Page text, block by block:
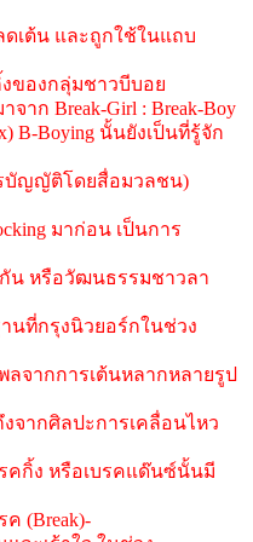
ดเต้น และถูกใช้ในแถบ
งของกลุ่มชาวบีบอย
าก Break-Girl : Break-Boy
B-Boying นั้นยังเป็นที่รู้จัก
บัญญัติโดยสื่อมวลชน)
มาก่อน เป็นการ
น หรือวัฒนธรรมชาวลา
นที่กรุงนิวยอร์กในช่วง
ลจากการเต้นหลากหลายรูป
จากศิลปะการเคลื่อนไหว
คกิ้ง หรือเบรคแด๊นซ์นั้นมี
ค (Break)-